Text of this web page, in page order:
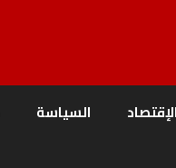
الإقتصاد السياسة